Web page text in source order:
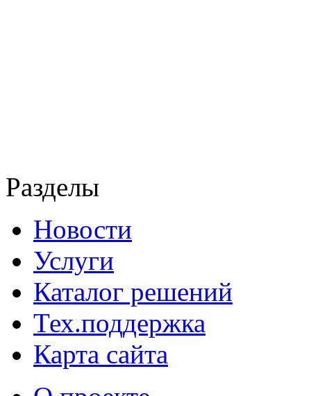
Разделы
Новости
Услуги
Каталог решений
Тех.поддержка
Карта сайта